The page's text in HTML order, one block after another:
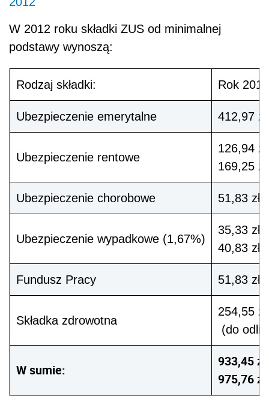
W 2012 roku składki ZUS od minimalnej
podstawy wynoszą:
Rodzaj składki: Rok 2012
Ubezpieczenie emerytalne 412,97 zł
Ubezpieczenie rentowe
126,94
169,25
Ubezpieczenie chorobowe 51,83 zł
Ubezpieczenie wypadkowe (1,67%)
35,33 zł
40,83 zł
Fundusz Pracy 51,83 zł
Składka zdrowotna
254,55 zł
(do
W sumie:
933,45 zł
975,76 zł